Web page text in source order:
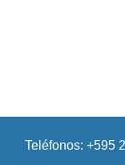
Teléfonos: +595